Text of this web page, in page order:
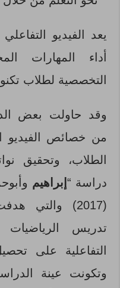
يعد الفيديو
أداء المهارات
التخصصية لطلاب
وقد حاولت بعض
من خصائص الفيديو
الطلاب، وتحقيق
دراسة “إبراهيم
(2017)
تدريس الرياضيات
التفاعلية على
وتكونت عينة